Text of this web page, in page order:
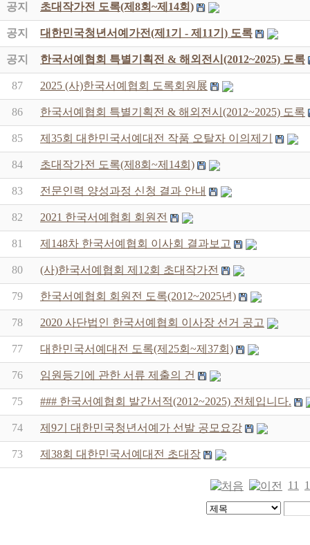
공지 초대작가전 도록(제8회~제14회)
공지 대한민국청년서예가전(제1기 - 제11기) 도록
공지 한국서예협회 특별기획전 & 해외전시(2012~2025) 도록
87 2025 (사)한국서예협회 도록회원展
86 한국서예협회 특별기획전 & 해외전시(2012~2025) 도록
85 제35회 대한민국서예대전 작품 오탈자 이의제기
84 초대작가전 도록(제8회~제14회)
83 전문인력 양성과정 신청 결과 안내
82 2021 한국서예협회 회원전
81 제148차 한국서예협회 이사회 결과보고
80 (사)한국서예협회 제12회 초대작가전
79 한국서예협회 회원전 도록(2012~2025년)
78 2020 사단법인 한국서예협회 이사장 선거 공고
77 대한민국서예대전 도록(제25회~제37회)
76 임원등기에 관한 서류 제출의 건
75 ### 한국서예협회 발간서적(2012~2025) 전체입니다.
74 제9기 대한민국청년서예가 선발 공모요강
73 제38회 대한민국서예대전 초대장
11